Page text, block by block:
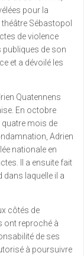
pour la
Sébastopol
de violence
de son
et a dévoilé les
Quatennens
En octobre
quatre mois de
Adrien
nationale en
Il a ensuite fait
dans laquelle il a
côtés de
ont reproché à
de ses
à poursuivre